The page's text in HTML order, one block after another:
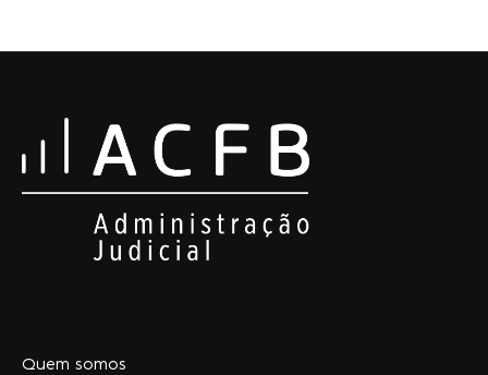
Quem somos